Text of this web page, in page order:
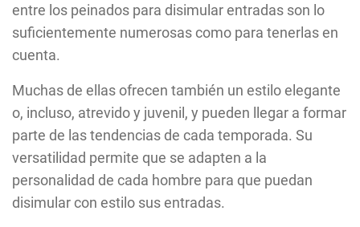
entre los peinados para disimular entradas son lo
suficientemente numerosas como para tenerlas en
cuenta.
Muchas de ellas ofrecen también un estilo elegante
o, incluso, atrevido y juvenil, y pueden llegar a formar
parte de las tendencias de cada temporada. Su
versatilidad permite que se adapten a la
personalidad de cada hombre para que puedan
disimular con estilo sus entradas.